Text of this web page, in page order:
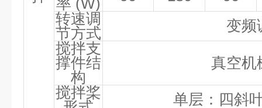
率 (W)
转速调
节方式
变频
搅拌支
撑件结
构
真空机
搅拌桨
单层：四斜